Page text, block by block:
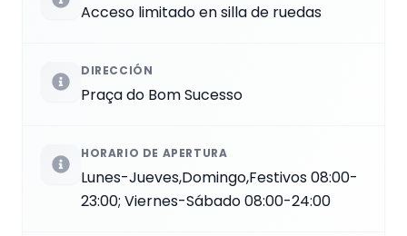
Acceso limitado en silla de ruedas
DIRECCIÓN
Praça do Bom Sucesso
HORARIO DE APERTURA
Lunes-Jueves,Domingo,Festivos 08:00-
23:00; Viernes-Sábado 08:00-24:00